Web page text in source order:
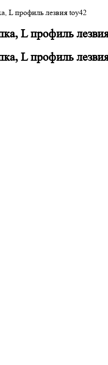
L профиль лезвия toy42
L профиль
L профиль